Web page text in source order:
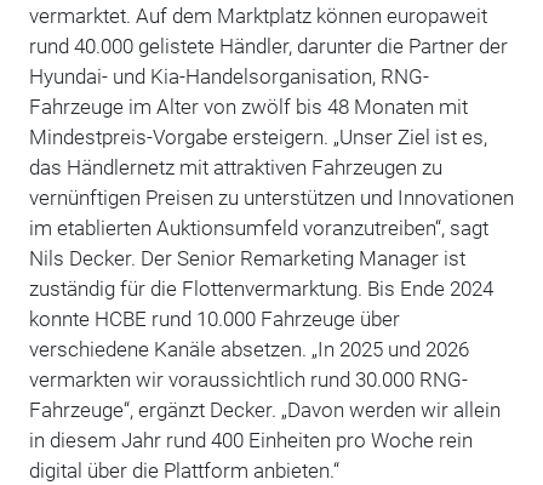
vermarktet. Auf dem Marktplatz können europaweit
rund 40.000 gelistete Händler, darunter die Partner der
Hyundai- und Kia-Handelsorganisation, RNG-
Fahrzeuge im Alter von zwölf bis 48 Monaten mit
Mindestpreis-Vorgabe ersteigern. „Unser Ziel ist es,
das Händlernetz mit attraktiven Fahrzeugen zu
vernünftigen Preisen zu unterstützen und Innovationen
im etablierten Auktionsumfeld voranzutreiben“, sagt
Nils Decker. Der Senior Remarketing Manager ist
zuständig für die Flottenvermarktung. Bis Ende 2024
konnte HCBE rund 10.000 Fahrzeuge über
verschiedene Kanäle absetzen. „In 2025 und 2026
vermarkten wir voraussichtlich rund 30.000 RNG-
Fahrzeuge“, ergänzt Decker. „Davon werden wir allein
in diesem Jahr rund 400 Einheiten pro Woche rein
digital über die Plattform anbieten.“